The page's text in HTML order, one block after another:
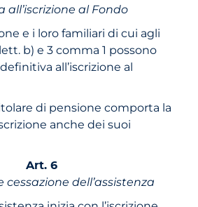
all’iscrizione al Fondo
e i loro familiari di cui agli
b) e 3 comma 1 possono
all’iscrizione al
di pensione comporta la
anche dei suoi
Art. 6
cessazione dell’assistenza